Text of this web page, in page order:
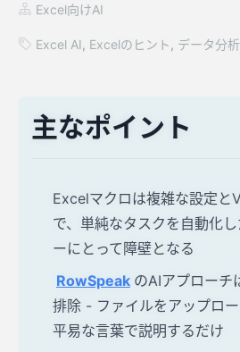
Excel向けAI
Excel AI, Excelのヒント , データ分析
主なポイント
Excelマクロは複雑な設定と
で、単純なタスクを自動化
ーにとって障壁となる
RowSpeak のAIアプローチ
排除 - ファイルをアップロ
平易な言葉で説明するだけ